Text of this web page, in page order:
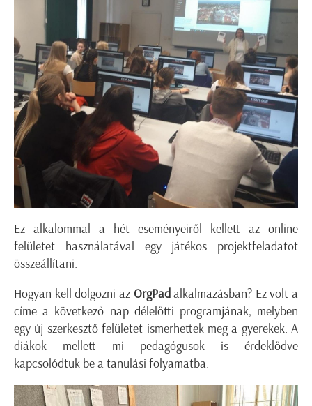
Ez alkalommal a hét eseményeiről kellett az online
felületet használatával egy játékos projektfeladatot
összeállítani.
Hogyan kell dolgozni az OrgPadalkalmazásban? Ez volt a
címe a következő nap délelőtti programjának, melyben
egy új szerkesztő felületet ismerhettek meg a gyerekek. A
diákok mellett mi pedagógusok is érdeklődve
kapcsolódtuk be a tanulási folyamatba.